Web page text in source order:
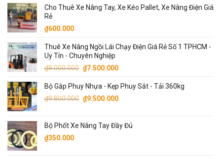
Cho Thuê Xe Nâng Tay, Xe Kéo Pallet, Xe Nâng Điện Giá
Rẻ
₫600.000
Thuê Xe Nâng Ngồi Lái Chạy Điện Giá Rẻ Số 1 TPHCM -
Uy Tín - Chuyên Nghiệp
₫8.000.000 Giá
là:
₫8.000.000.
₫7.500.000Giá
tại
là:
Bộ Gắp Phuy Nhựa - Kẹp Phuy Sắt - Tải 360kg
₫9.800.000 Giá
₫9.800.000.
₫9.500.000Giá
là:
Bộ Phốt Xe Nâng Tay Đầy Đủ
₫350.000